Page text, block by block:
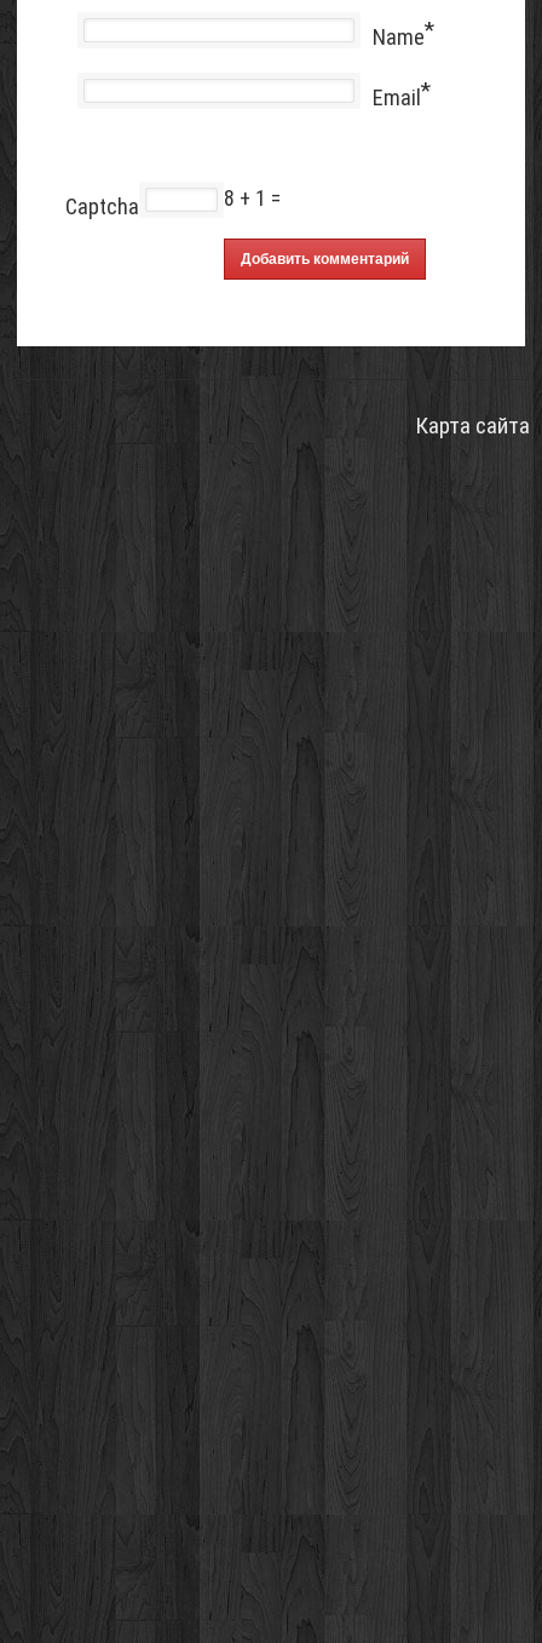
Name*
Email *
Captcha 8 + 1 =
Карта сайта